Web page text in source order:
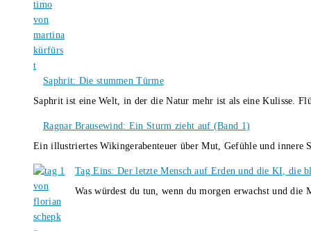
Saphrit: Die stummen Türme
Saphrit ist eine Welt, in der die Natur mehr ist als eine Kulisse.
Ragnar Brausewind: Ein Sturm zieht auf (Band 1)
Ein illustriertes Wikingerabenteuer über Mut, Gefühle und
Tag Eins: Der letzte Mensch auf Erden und die KI, die
Was würdest du tun, wenn du morgen erwachst und